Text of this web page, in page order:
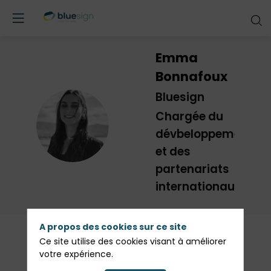
EB
Emma
Bonnafoux
Bluesign
Chargée du
dévbeloppement
et des
partenariats
internationaux
Description
A propos des cookies sur ce site
Ce site utilise des cookies visant à améliorer
votre expérience.